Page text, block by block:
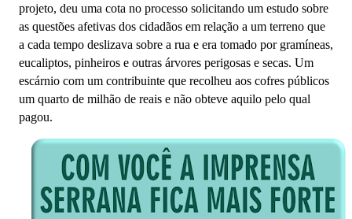
projeto, deu uma cota no processo solicitando um estudo sobre
as questões afetivas dos cidadãos em relação a um terreno que
a cada tempo deslizava sobre a rua e era tomado por gramíneas,
eucaliptos, pinheiros e outras árvores perigosas e secas. Um
escárnio com um contribuinte que recolheu aos cofres públicos
um quarto de milhão de reais e não obteve aquilo pelo qual
pagou.